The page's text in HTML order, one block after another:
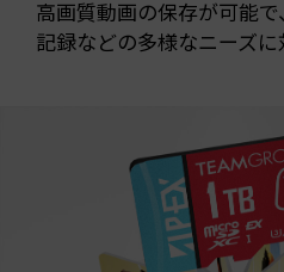
高画質動画の保存が可能
記録などの多様なニーズに